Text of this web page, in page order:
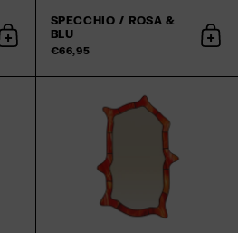
Aggiungi al carrello
SPECCHIO / ROSA &
BLU
€66,95